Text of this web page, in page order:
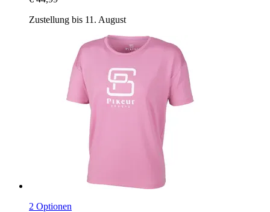
Zustellung bis 11. August
2 Optionen